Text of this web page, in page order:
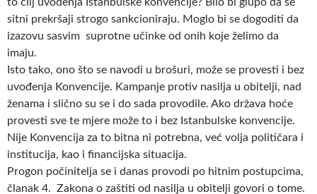
sitni prekršaji strogo sankcioniraju. Moglo bi se dogoditi da
izazovu sasvim suprotne učinke od onih koje želimo da
imaju.
Isto tako, ono što se navodi u brošuri, može se provesti i bez
uvođenja Konvencije. Kampanje protiv nasilja u obitelji, nad
ženama i slično su se i do sada provodile. Ako država hoće
provesti sve te mjere može to i bez Istanbulske konvencije.
Nije Konvencija za to bitna ni potrebna, već volja političara i
institucija, kao i financijska situacija.
Progon počinitelja se i danas provodi po hitnim postupcima,
članak 4. Zakona o zaštiti od nasilja u obitelji govori o tome.